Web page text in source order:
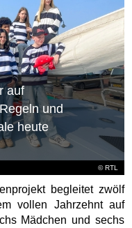
©RTL
auf
und
heute
begleitet zwölf
vollen Jahrzehnt auf
Mädchen und sechs